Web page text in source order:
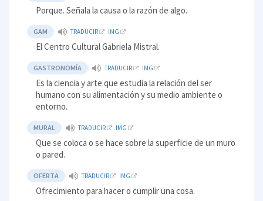
Porque. Señala la causa o la razón de algo.
GAM TRADUCIR IMG
El Centro Cultural Gabriela Mistral.
GASTRONOMÍA TRADUCIR IMG
Es la ciencia y arte que estudia la relación del ser
humano con su alimentación y su medio ambiente o
entorno.
MURAL TRADUCIR IMG
Que se coloca o se hace sobre la superficie de un muro
o pared.
OFERTA TRADUCIR IMG
Ofrecimiento para hacer o cumplir una cosa.